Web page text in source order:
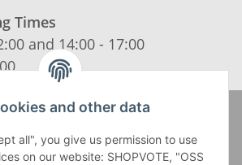
Times
and 14:00 - 17:00
and other data
all", you give us permission to use
on our website: SHOPVOTE, "OSS